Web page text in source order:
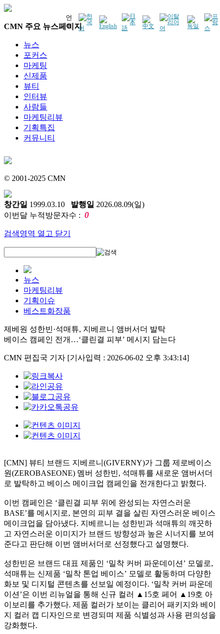
언
어
CMN 주요 뉴스페이지
뉴스
포커스
마케팅
신제품
뷰티
인터뷰
사람들
마케팅리뷰
기획특집
커뮤니티
© 2001-2025 CMN
창간일 1999.03.10 발행일 2026.08.09(일)
이번달 누적방문자수 : 0
검색영역 열고 닫기
뉴스
마케팅리뷰
기획이슈
베스트화장품
제베원 성한빈·석매튜, 지베르니 앰버서더 발탁
베이스 캠페인 전개…‘클린결 피부’ 메시지 담는다
CMN 편집국 기자 [기사입력 : 2026-06-02 오후 3:43:14]
[CMN] 뷰티 브랜드 지베르니(GIVERNY)가 그룹 제로베이스
원(ZEROBASEONE) 멤버 성한빈, 석매튜를 새로운 앰버서더
로 발탁하고 베이스 메이크업 캠페인을 전개한다고 밝혔다.
이번 캠페인은 ‘클린결 피부 위에 완성되는 자연스러운
BASE’를 메시지로, 본연의 피부 결을 살린 자연스러운 베이스
메이크업을 담아냈다. 지베르니는 성한빈과 석매튜의 깨끗하
고 자연스러운 이미지가 브랜드 방향성과 높은 시너지를 보여
준다고 판단해 이번 앰버서더로 선정했다고 설명했다.
성한빈은 브랜드 대표 제품인 ‘밀착 커버 파운데이션’ 모델로,
석매튜는 신제품 ‘밀착 톤업 베이스’ 모델로 활동하며 다양한
화보 및 디지털 콘텐츠를 선보일 예정이다. ‘밀착 커버 파운데
이션’은 이번 리뉴얼을 통해 신규 컬러 ▲15호 페어 ▲19호 아
이보리를 추가했다. 제품 컬러가 보이는 클리어 패키지와 베이
지 컬러 캡 디자인으로 변경되며 제품 식별성과 사용 편의성을
강화했다.